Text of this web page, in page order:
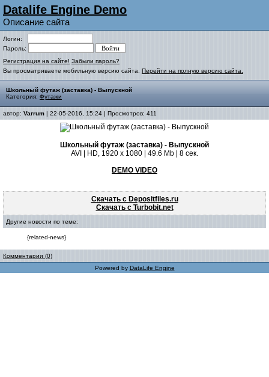
Datalife Engine Demo
Описание сайта
Логин:
Пароль:
Регистрация на сайте! Забыли пароль?
Вы просматриваете мобильную версию сайта. Перейти на полную версию сайта.
Школьный футаж (заставка) - Выпускной
Категория: Футажи
автор: Varrum | 22-05-2016, 15:24 | Просмотров: 411
Школьный футаж (заставка) - Выпускной
AVI | HD, 1920 x 1080 | 49.6 Mb | 8 сек.
DEMO VIDEO
Скачать с Depositfiles.ru
Скачать с Turbobit.net
Другие новости по теме:
{related-news}
Комментарии (0)
Powered by DataLife Engine